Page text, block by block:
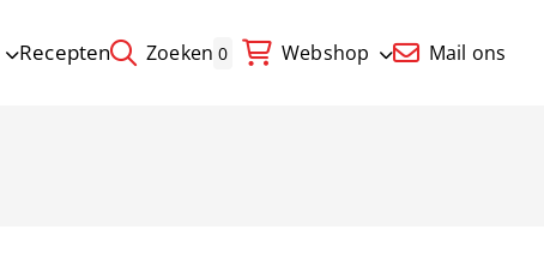
Recepten Zoeken 0 Webshop Mail ons